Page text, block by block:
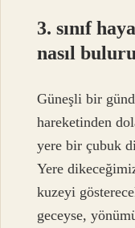
3. sınıf
nasıl
Güneşli bir
hareketinden
yere bir çubuk
Yere
kuzeyi
geceyse,